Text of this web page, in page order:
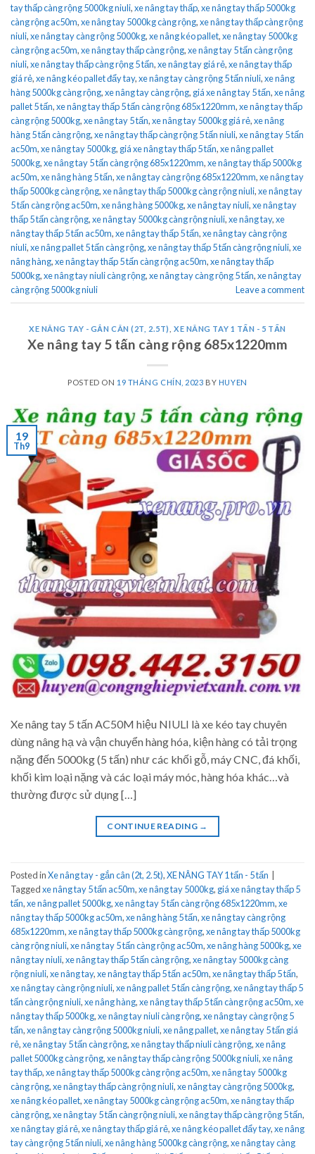
tay thấp càng rộng 5000kg niuli,xe nâng tay thấp,xe nâng tay thấp 5000kg
càng rộng ac50m,xe nâng tay 5000kg càng rộng,xe nâng tay thấp càng rộng
niuli,xe nâng tay càng rộng 5000kg,xe nâng kéo pallet,xe nâng tay 5000kg
càng rộng ac50m,xe nâng tay thấp càng rộng,xe nâng tay 5 tấn càng rộng
niuli,xe nâng tay thấp càng rộng 5 tấn,xe nâng tay giá rẻ,xe nâng tay thấp
giá rẻ,xe nâng kéo pallet đẩy tay,xe nâng tay càng rộng 5 tấn niuli,xe nâng
hàng 5000kg càng rộng,xe nâng tay càng rộng, giá xe nâng tay 5 tấn,xe nâng
pallet 5 tấn,xe nâng tay thấp 5 tấn càng rộng 685x1220mm,xe nâng tay thấp
càng rộng 5000kg,xe nâng tay 5 tấn,xe nâng tay 5000kg giá rẻ,xe nâng
hàng 5 tấn càng rộng,xe nâng tay thấp càng rộng 5 tấn niuli,xe nâng tay 5 tấn
ac50m,xe nâng tay 5000kg, giá xe nâng tay thấp 5 tấn,xe nâng pallet
5000kg,xe nâng tay 5 tấn càng rộng 685x1220mm,xe nâng tay thấp 5000kg
ac50m,xe nâng hàng 5 tấn,xe nâng tay càng rộng 685x1220mm,xe nâng tay
thấp 5000kg càng rộng,xe nâng tay thấp 5000kg càng rộng niuli,xe nâng tay
5 tấn càng rộng ac50m,xe nâng hàng 5000kg,xe nâng tay niuli,xe nâng tay
thấp 5 tấn càng rộng,xe nâng tay 5000kg càng rộng niuli,xe nâng tay,xe
nâng tay thấp 5 tấn ac50m,xe nâng tay thấp 5 tấn,xe nâng tay càng rộng
niuli,xe nâng pallet 5 tấn càng rộng,xe nâng tay thấp 5 tấn càng rộng niuli,xe
nâng hàng,xe nâng tay thấp 5 tấn càng rộng ac50m,xe nâng tay thấp
5000kg,xe nâng tay niuli càng rộng,xe nâng tay càng rộng 5 tấn,xe nâng tay
càng rộng 5000kg niuli
Leave a comment
XE NÂNG TAY - GẮN CÂN (2T, 2.5T) ,XE NÂNG TAY 1 TẤN - 5 TẤN
Xe nâng tay 5 tấn càng rộng 685x1220mm
POSTED ON 19 THÁNG CHÍN, 2023 BY HUYEN
19
Th9
Xe nâng tay 5 tấn AC50M hiệu NIULI là xe kéo tay chuyên
dùng nâng hạ và vận chuyển hàng hóa, kiện hàng có tải trọng
nặng đến 5000kg (5 tấn) như các khối gỗ, máy CNC, đá khối,
khối kim loại nặng và các loại máy móc, hàng hóa khác…và
thường được sử dụng […]
CONTINUE READING →
Posted inXe nâng tay - gắn cân (2t, 2.5t),XE NÂNG TAY 1 tấn - 5 tấn
Taggedxe nâng tay 5 tấn ac50m,xe nâng tay 5000kg, giá xe nâng tay thấp 5
tấn,xe nâng pallet 5000kg,xe nâng tay 5 tấn càng rộng 685x1220mm,xe
nâng tay thấp 5000kg ac50m,xe nâng hàng 5 tấn,xe nâng tay càng rộng
685x1220mm,xe nâng tay thấp 5000kg càng rộng,xe nâng tay thấp 5000kg
càng rộng niuli,xe nâng tay 5 tấn càng rộng ac50m,xe nâng hàng 5000kg,xe
nâng tay niuli,xe nâng tay thấp 5 tấn càng rộng,xe nâng tay 5000kg càng
rộng niuli,xe nâng tay,xe nâng tay thấp 5 tấn ac50m,xe nâng tay thấp 5 tấn,
xe nâng tay càng rộng niuli,xe nâng pallet 5 tấn càng rộng,xe nâng tay thấp 5
tấn càng rộng niuli,xe nâng hàng,xe nâng tay thấp 5 tấn càng rộng ac50m,xe
nâng tay thấp 5000kg,xe nâng tay niuli càng rộng,xe nâng tay càng rộng 5
tấn,xe nâng tay càng rộng 5000kg niuli,xe nâng pallet,xe nâng tay 5 tấn giá
rẻ,xe nâng tay 5 tấn càng rộng,xe nâng tay thấp niuli càng rộng,xe nâng
pallet 5000kg càng rộng,xe nâng tay thấp càng rộng 5000kg niuli,xe nâng
tay thấp,xe nâng tay thấp 5000kg càng rộng ac50m,xe nâng tay 5000kg
càng rộng,xe nâng tay thấp càng rộng niuli,xe nâng tay càng rộng 5000kg,
xe nâng kéo pallet,xe nâng tay 5000kg càng rộng ac50m,xe nâng tay thấp
càng rộng,xe nâng tay 5 tấn càng rộng niuli,xe nâng tay thấp càng rộng 5 tấn,
xe nâng tay giá rẻ,xe nâng tay thấp giá rẻ,xe nâng kéo pallet đẩy tay,xe nâng
tay càng rộng 5 tấn niuli,xe nâng hàng 5000kg càng rộng,xe nâng tay càng